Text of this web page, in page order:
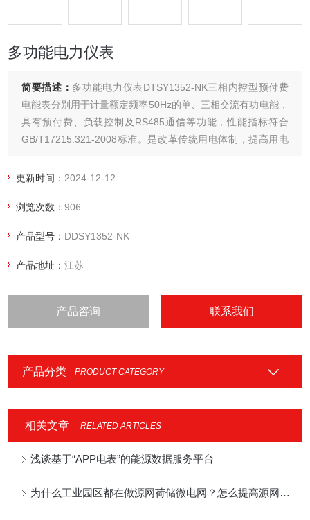
多功能电力仪表
简要描述： 多功能电力仪表DTSY1352-NK三相内控型预付费
电能表分别用于计量额定频率50Hz的单、三相交流有功电能，
具有预付费、负载控制及RS485通信等功能，性能指标符合
GB/T17215.321-2008标准。是改革传统用电体制，提高用电
企业标准》的要求。
更新时间： 2024-12-12
浏览次数：906
产品型号： DDSY1352-NK
产品地址：江苏
产品咨询 联系我们
产品分类 PRODUCT CATEGORY
相关文章 RELATED ARTICLES
浅谈基于“APP电表”的能源数据服务平台
为什么工业园区都在做源网荷储微电网？怎么提高源网荷储微电网收益？